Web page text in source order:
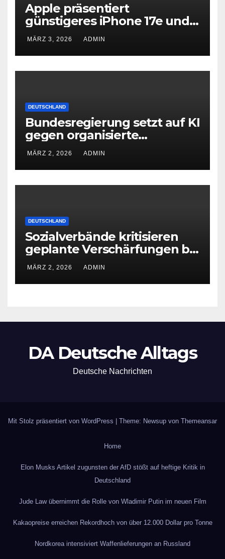
Apple präsentiert
günstigeres iPhone 17e und
neues iPad Air mit M4-Chip
MÄRZ 3, 2026 ADMIN
DEUTSCHLAND
Bundesregierung setzt auf KI
gegen organisierte
Kriminalität
MÄRZ 2, 2026 ADMIN
DEUTSCHLAND
Sozialverbände kritisieren
geplante Verschärfungen bei
der Grundsicherung
MÄRZ 2, 2026 ADMIN
DA Deutsche Alltags
Deutsche Nachrichten
Mit Stolz präsentiert von WordPress Theme: Newsup von Themeansar
Home
Elon Musks Artikel zugunsten der AfD stößt auf heftige Kritik in
Deutschland
Jude Law übernimmt die Rolle von Wladimir Putin im neuen Film
Kakaopreise erreichen Rekordhoch von über 12.000 Dollar pro Tonne
Nordkorea intensiviert Waffenlieferungen an Russland